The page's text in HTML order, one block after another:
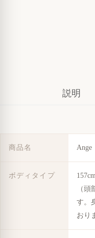
説明
商品名 Ange
ボディタイプ
（
す。
おり